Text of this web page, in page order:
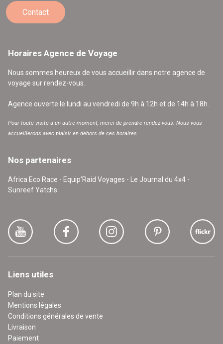
Contact
Horaires Agence de Voyage
Nous sommes heureux de vous accueillir dans notre agence de
voyage sur rendez-vous.
Agence ouverte le lundi au vendredi de 9h à 12h et de 14h à 18h.
Pour toute visite à un autre moment, merci de prendre rendez-vous. Nous vous
accueillerons avec plaisir en dehors de ces horaires.
Nos partenaires
Africa Eco Race - Equip'Raid Voyages - Le Journal du 4x4 -
Sunreef Yatchs
Liens utiles
Plan du site
Mentions légales
Conditions générales de vente
Livraison
Paiement